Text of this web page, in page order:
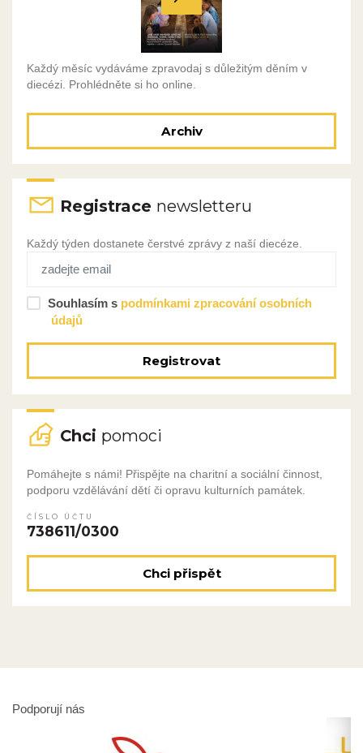
Každý měsíc vydáváme zpravodaj s důležitým děním v
diecézi. Prohlédněte si ho online.
Archiv
Registrace newsletteru
Každý týden dostanete čerstvé zprávy z naší diecéze.
Souhlasím s podmínkami zpracování osobních
údajů
Registrovat
Chci pomoci
Pomáhejte s námi! Přispějte na charitní a sociální činnost,
podporu vzdělávání dětí či opravu kulturních památek.
ČÍSLO ÚČTU
738611/0300
Chci přispět
Podporují nás